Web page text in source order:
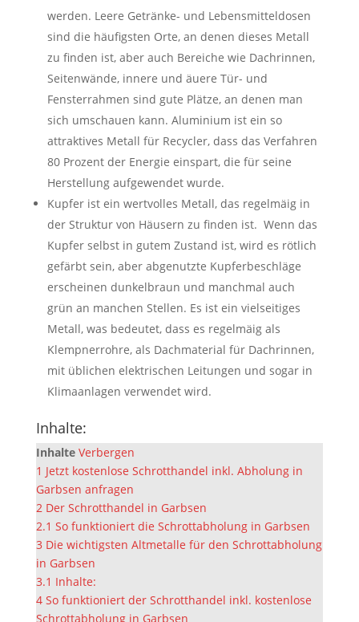
werden. Leere Getränke- und Lebensmitteldosen
sind die häufigsten Orte, an denen dieses Metall
zu finden ist, aber auch Bereiche wie Dachrinnen,
Seitenwände, innere und äuere Tür- und
Fensterrahmen sind gute Plätze, an denen man
sich umschauen kann. Aluminium ist ein so
attraktives Metall für Recycler, dass das Verfahren
80 Prozent der Energie einspart, die für seine
Herstellung aufgewendet wurde.
Kupfer ist ein wertvolles Metall, das regelmäig in
der Struktur von Häusern zu finden ist. Wenn das
Kupfer selbst in gutem Zustand ist, wird es rötlich
gefärbt sein, aber abgenutzte Kupferbeschläge
erscheinen dunkelbraun und manchmal auch
grün an manchen Stellen. Es ist ein vielseitiges
Metall, was bedeutet, dass es regelmäig als
Klempnerrohre, als Dachmaterial für Dachrinnen,
mit üblichen elektrischen Leitungen und sogar in
Klimaanlagen verwendet wird.
Inhalte:
Inhalte Verbergen
1 Jetzt kostenlose Schrotthandel inkl. Abholung in
Garbsen anfragen
2 Der Schrotthandel in Garbsen
2.1 So funktioniert die Schrottabholung in Garbsen
3 Die wichtigsten Altmetalle für den Schrottabholung
in Garbsen
3.1 Inhalte:
4 So funktioniert der Schrotthandel inkl. kostenlose
Schrottabholung in Garbsen